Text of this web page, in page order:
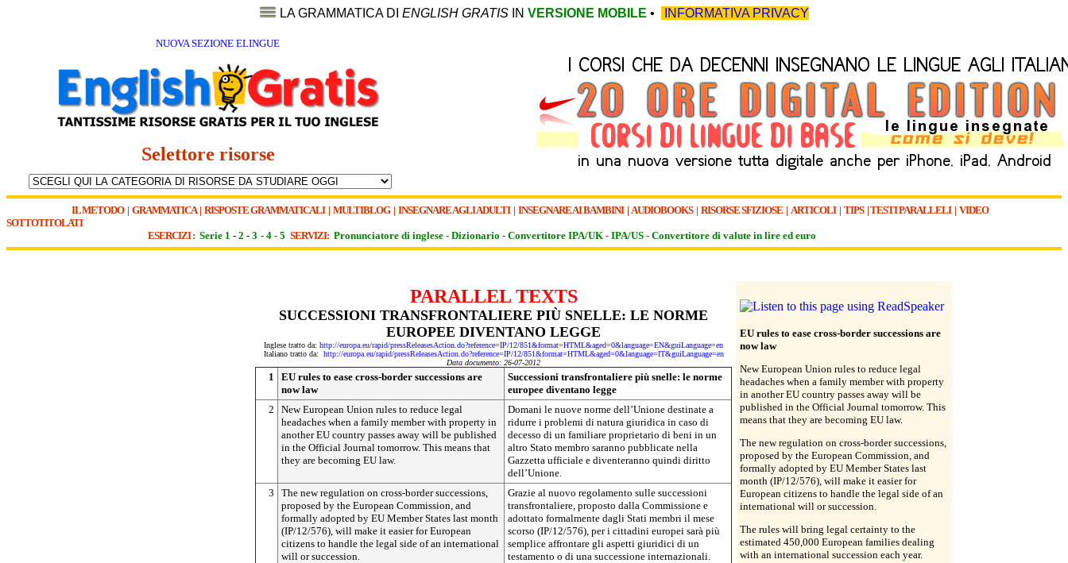
LA GRAMMATICA DI ENGLISH GRATIS IN VERSIONE MOBILE • INFORMATIVA PRIVACY
NUOVA SEZIONE ELINGUE
Selettore risorse
IL METODO| GRAMMATICA| RISPOSTE GRAMMATICALI| MULTIBLOG| INSEGNARE AGLI ADULTI | INSEGNARE AI BAMBINI| AUDIOBOOKS| RISORSE SFIZIOSE | ARTICOLI| TIPS|TESTI PARALLELI| VIDEO
SOTTOTITOLATI
ESERCIZI : Serie 1 - 2 - 3 - 4 - 5 SERVIZI: Pronunciatore di inglese - Dizionario - Convertitore IPA/UK - IPA/US - Convertitore di valute in lire ed euro
PARALLEL TEXTS
SUCCESSIONI TRANSFRONTALIERE PIÙ SNELLE: LE NORME
EUROPEE DIVENTANO LEGGE
Inglese tratto da: http://europa.eu/rapid/pressReleasesAction.do?reference=IP/12/851&format=HTML&aged=0&language=EN&guiLanguage=en
Italiano tratto da: http://europa.eu/rapid/pressReleasesAction.do?reference=IP/12/851&format=HTML&aged=0&language=IT&guiLanguage=en
Data documento: 26-07-2012
1
EU rules to ease cross-border successions are
now law
Successioni transfrontaliere più snelle: le norme
europee diventano legge
2
New European Union rules to reduce legal
headaches when a family member with property in
another EU country passes away will be published
in the Official Journal tomorrow. This means that
they are becoming EU law.
Domani le nuove norme dell’Unione destinate a
ridurre i problemi di natura giuridica in caso di
decesso di un familiare proprietario di beni in un
altro Stato membro saranno pubblicate nella
Gazzetta ufficiale e diventeranno quindi diritto
dell’Unione.
3
The new regulation on cross-border successions,
proposed by the European Commission, and
formally adopted by EU Member States last month
(IP/12/576), will make it easier for European
citizens to handle the legal side of an international
will or succession.
Grazie al nuovo regolamento sulle successioni
transfrontaliere, proposto dalla Commissione e
adottato formalmente dagli Stati membri il mese
scorso (IP/12/576), per i cittadini europei sarà più
semplice affrontare gli aspetti giuridici di un
testamento o di una successione internazionali.
EU rules to ease cross-border successions are
now law
New European Union rules to reduce legal
headaches when a family member with property
in another EU country passes away will be
published in the Official Journal tomorrow. This
means that they are becoming EU law.
The new regulation on cross-border successions,
proposed by the European Commission, and
formally adopted by EU Member States last
month (IP/12/576), will make it easier for
European citizens to handle the legal side of an
international will or succession.
The rules will bring legal certainty to the
estimated 450,000 European families dealing
with an international succession each year.